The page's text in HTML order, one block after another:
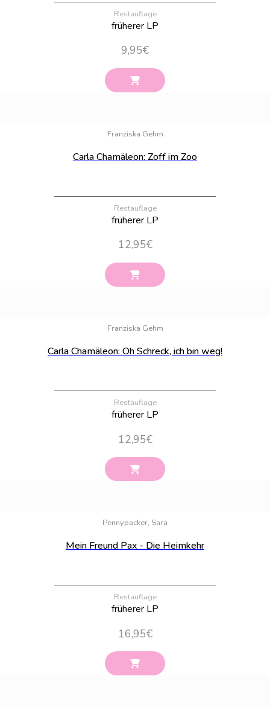
Restauflage
früherer LP
9,95€
Franziska Gehm
Carla Chamäleon: Zoff im Zoo
Restauflage
früherer LP
12,95€
Franziska Gehm
Carla Chamäleon: Oh Schreck, ich bin weg!
Restauflage
früherer LP
12,95€
Pennypacker, Sara
Mein Freund Pax - Die Heimkehr
Restauflage
früherer LP
16,95€